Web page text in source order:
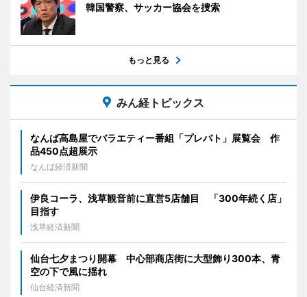
韓国警察、サッカー協会を捜索
もっと見る
みん経トピックス
なんば高島屋でバラエティー番組「プレバト」展覧会 作
品450点超展示
なんば経済新聞
伊良コーラ、浅草観音前に直営5店舗目 「300年続く店」
目指す
浅草経済新聞
仙台七夕まつり開幕 中心部商店街に大型飾り300本、青
空の下で風に揺れ
仙台経済新聞